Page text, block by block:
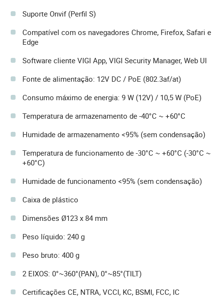
Suporte Onvif (Perfil S)
Compatível com os navegadores Chrome, Firefox, Safari e
Edge
Software cliente VIGI App, VIGI Security Manager, Web UI
Fonte de alimentação: 12V DC / PoE (802.3af/at)
Consumo máximo de energia: 9 W (12V) / 10,5 W (PoE)
Temperatura de armazenamento de -40°C ~ +60°C
Humidade de armazenamento <95% (sem condensação)
Temperatura de funcionamento de -30°C ~ +60°C (-30°C ~
+60°C)
Humidade de funcionamento <95% (sem condensação)
Caixa de plástico
Dimensões Ø123 x 84 mm
Peso líquido: 240 g
Peso bruto: 400 g
2 EIXOS: 0°~360°(PAN), 0°~85°(TILT)
Certificações CE, NTRA, VCCI, KC, BSMI, FCC, IC